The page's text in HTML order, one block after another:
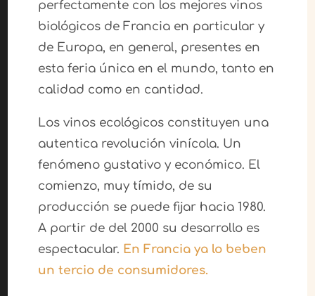
perfectamente con los mejores vinos
biológicos de Francia en particular y
de Europa, en general, presentes en
esta feria única en el mundo, tanto en
calidad como en cantidad.
Los vinos ecológicos constituyen una
autentica revolución vinícola. Un
fenómeno gustativo y económico. El
comienzo, muy tímido, de su
producción se puede fijar hacia 1980.
A partir de del 2000 su desarrollo es
espectacular. En Francia ya lo beben
un tercio de consumidores.